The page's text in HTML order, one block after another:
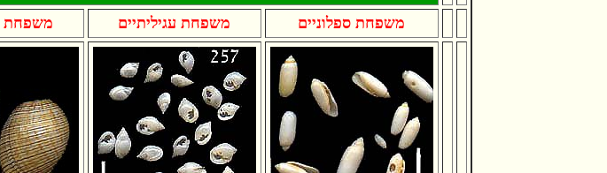
משפחת משפחת עגיליתיים משפחת ספלוניים